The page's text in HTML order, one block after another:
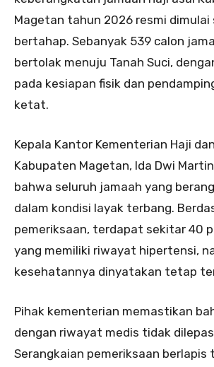
Magetan tahun 2026 resmi dimulai
bertahap. Sebanyak 539 calon
bertolak menuju Tanah Suci,
pada kesiapan fisik dan
ketat.
Kepala Kantor Kementerian Haji
Kabupaten Magetan, Ida Dwi
bahwa seluruh jamaah yang
dalam kondisi layak terbang.
pemeriksaan, terdapat sekitar 40
yang memiliki riwayat hipertensi,
kesehatannya dinyatakan tetap
Pihak kementerian memastikan
dengan riwayat medis tidak
Serangkaian pemeriksaan berlapis